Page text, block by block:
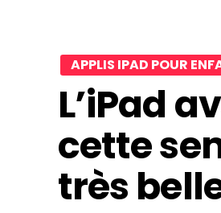
APPLIS IPAD POUR
L’iPad
cette
très